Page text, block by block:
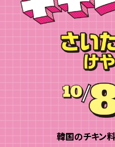
韓国のチキン